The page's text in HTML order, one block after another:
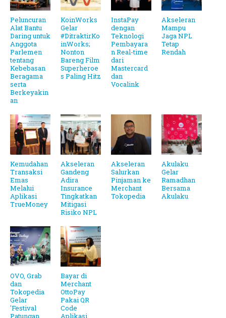
Peluncuran
Alat Bantu
Daring untuk
Anggota
Parlemen
tentang
Kebebasan
Beragama
serta
Berkeyakin
an
KoinWorks
Gelar
#DitraktirKo
inWorks;
Nonton
Bareng Film
Superheroe
s Paling Hitz
InstaPay
dengan
Teknologi
Pembayara
n Real-time
dari
Mastercard
dan
Vocalink
Akseleran
Mampu
Jaga NPL
Tetap
Rendah
Kemudahan
Transaksi
Emas
Melalui
Aplikasi
TrueMoney
Akseleran
Gandeng
Adira
Insurance
Tingkatkan
Mitigasi
Risiko NPL
Akseleran
Salurkan
Pinjaman ke
Merchant
Tokopedia
Akulaku
Gelar
Ramadhan
Bersama
Akulaku
OVO, Grab
dan
Tokopedia
Gelar
'Festival
Patungan
Bayar di
Merchant
OttoPay
Pakai QR
Code
Aplikasi